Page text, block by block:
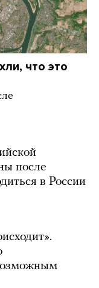
что это
после
в России